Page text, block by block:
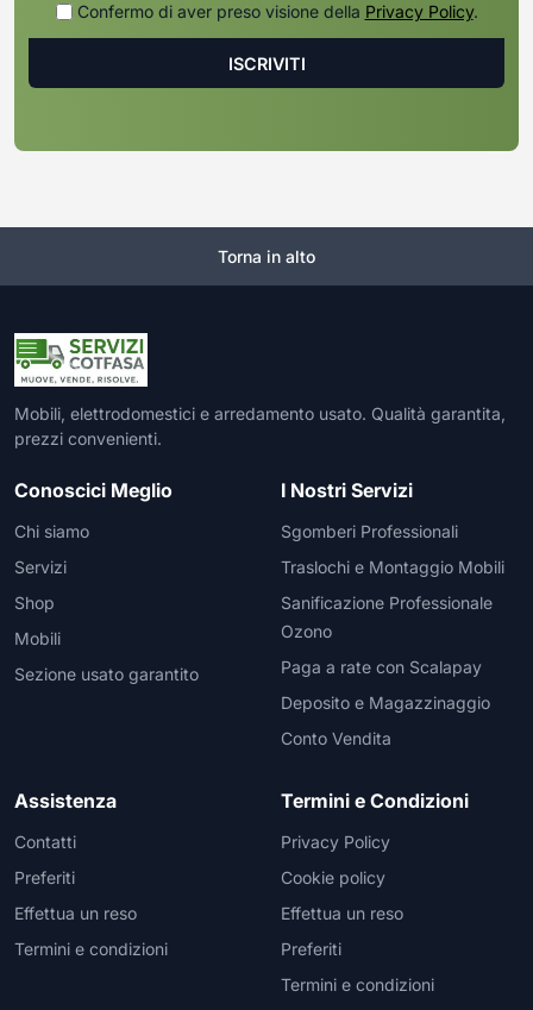
Confermo di aver preso visione della Privacy Policy.
Torna in alto
Mobili, elettrodomestici e arredamento usato. Qualità garantita,
prezzi convenienti.
Conoscici Meglio
Chi siamo
Servizi
Shop
Mobili
Sezione usato garantito
I Nostri Servizi
Sgomberi Professionali
Traslochi e Montaggio Mobili
Sanificazione Professionale
Ozono
Paga a rate con Scalapay
Deposito e Magazzinaggio
Conto Vendita
Assistenza
Contatti
Preferiti
Effettua un reso
Termini e condizioni
Termini e Condizioni
Privacy Policy
Cookie policy
Effettua un reso
Preferiti
Termini e condizioni